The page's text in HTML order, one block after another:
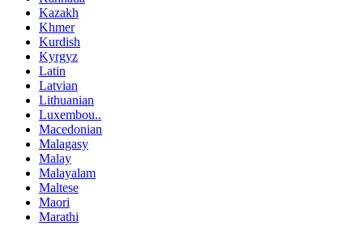
Kazakh
Khmer
Kurdish
Kyrgyz
Latin
Latvian
Lithuanian
Luxembou..
Macedonian
Malagasy
Malay
Malayalam
Maltese
Maori
Marathi